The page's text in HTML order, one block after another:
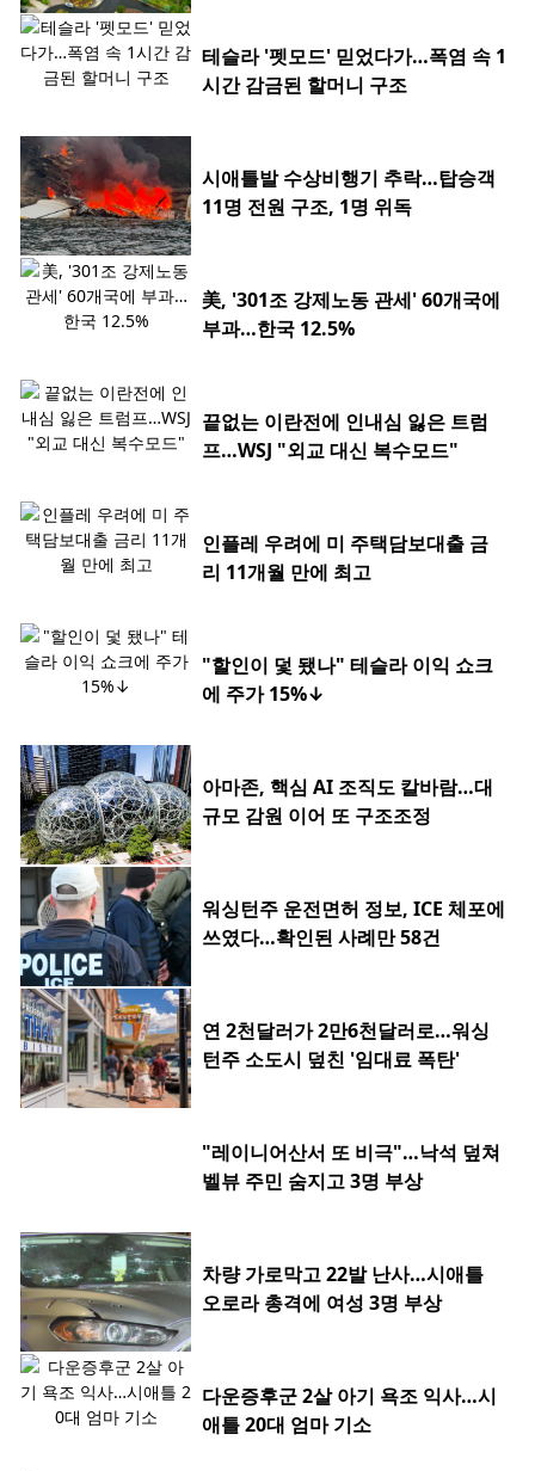
테슬라 '펫모드' 믿었다가…폭염 속 1
시간 감금된 할머니 구조
시애틀발 수상비행기 추락…탑승객
11명 전원 구조, 1명 위독
美, '301조 강제노동 관세' 60개국에
부과…한국 12.5%
끝없는 이란전에 인내심 잃은 트럼
프…WSJ "외교 대신 복수모드"
인플레 우려에 미 주택담보대출 금
리 11개월 만에 최고
"할인이 덫 됐나" 테슬라 이익 쇼크
에 주가 15%↓
아마존, 핵심 AI 조직도 칼바람…대
규모 감원 이어 또 구조조정
워싱턴주 운전면허 정보, ICE 체포에
쓰였다…확인된 사례만 58건
연 2천달러가 2만6천달러로…워싱
턴주 소도시 덮친 '임대료 폭탄'
"레이니어산서 또 비극"…낙석 덮쳐
벨뷰 주민 숨지고 3명 부상
차량 가로막고 22발 난사…시애틀
오로라 총격에 여성 3명 부상
다운증후군 2살 아기 욕조 익사…시
애틀 20대 엄마 기소